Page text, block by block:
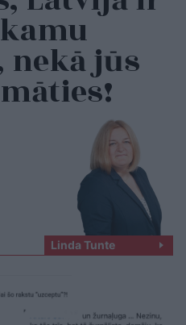
jūs
Linda Tunte